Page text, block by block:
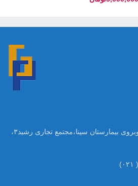
تهران ،خیابان امام خمینی،روبروی بیمارستان سینا،مجتمع تجاری رشید۳،